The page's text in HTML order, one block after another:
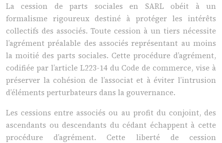
La cession de parts sociales en SARL obéit à un
formalisme rigoureux destiné à protéger les intérêts
collectifs des associés. Toute cession à un tiers nécessite
l’agrément préalable des associés représentant au moins
la moitié des parts sociales. Cette procédure d’agrément,
codifiée par l’article L223-14 du Code de commerce, vise à
préserver la cohésion de l’associat et à éviter l’intrusion
d’éléments perturbateurs dans la gouvernance.
Les cessions entre associés ou au profit du conjoint, des
ascendants ou descendants du cédant échappent à cette
procédure d’agrément. Cette liberté de cession